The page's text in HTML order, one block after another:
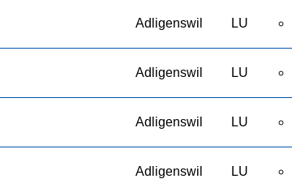
Adligenswil LU
Adligenswil LU
Adligenswil LU
Adligenswil LU